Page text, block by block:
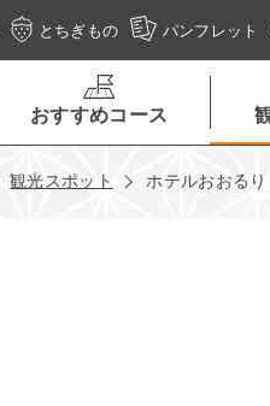
とちぎもの パンフレット
おすすめコース
観光スポット ホテルおおるり